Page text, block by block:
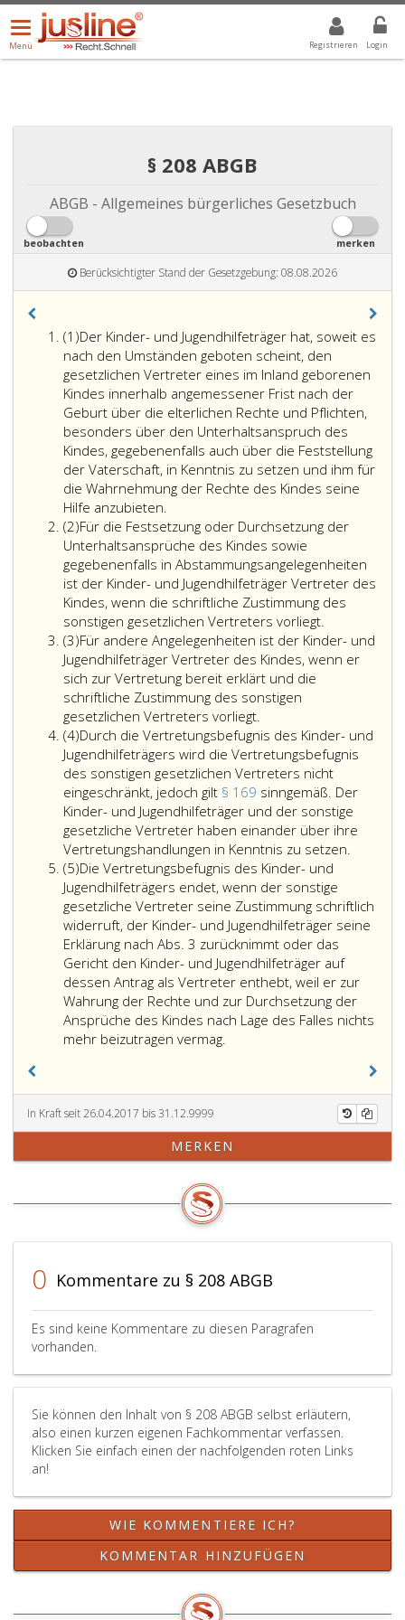
Registrieren Login
Menü
öffnen/schließen
Menü
ALLE DROPDOWN: GEWÄHLTER WERT IST ALLE
§ 208 ABGB
ABGB - Allgemeines bürgerliches Gesetzbuch
beobachten merken
Berücksichtigter Stand der Gesetzgebung: 08.08.2026
(1)Absatz
eins
Der Kinder- und Jugendhilfeträger hat, soweit es
nach den Umständen geboten scheint, den
gesetzlichen Vertreter eines im Inland geborenen
Kindes innerhalb angemessener Frist nach der
Geburt über die elterlichen Rechte und Pflichten,
besonders über den Unterhaltsanspruch des
Kindes, gegebenenfalls auch über die Feststellung
der Vaterschaft, in Kenntnis zu setzen und ihm für
die Wahrnehmung der Rechte des Kindes seine
Hilfe anzubieten.
(2)Absatz
2
Für die Festsetzung oder Durchsetzung der
Unterhaltsansprüche des Kindes sowie
gegebenenfalls in Abstammungsangelegenheiten
ist der Kinder- und Jugendhilfeträger Vertreter des
Kindes, wenn die schriftliche Zustimmung des
sonstigen gesetzlichen Vertreters vorliegt.
(3)Absatz
3
Für andere Angelegenheiten ist der Kinder- und
Jugendhilfeträger Vertreter des Kindes, wenn er
sich zur Vertretung bereit erklärt und die
schriftliche Zustimmung des sonstigen
gesetzlichen Vertreters vorliegt.
(4)Absatz
4
Durch die Vertretungsbefugnis des Kinder- und
Jugendhilfeträgers wird die Vertretungsbefugnis
des sonstigen gesetzlichen Vertreters nicht
eingeschränkt, jedoch gilt § 169 sinngemäß. Der
Kinder- und Jugendhilfeträger und der sonstige
gesetzliche Vertreter haben einander über ihre
Vertretungshandlungen in Kenntnis zu setzen.
des
Kinder-
wird
die
nicht
169,
Der
über
in
setzen.
(5)Absatz
5
Die Vertretungsbefugnis des Kinder- und
Jugendhilfeträgers endet, wenn der sonstige
gesetzliche Vertreter seine Zustimmung schriftlich
widerruft, der Kinder- und Jugendhilfeträger seine
Erklärung nach Abs. 3 zurücknimmt oder das
Gericht den Kinder- und Jugendhilfeträger auf
dessen Antrag als Vertreter enthebt, weil er zur
Wahrung der Rechte und zur Durchsetzung der
Ansprüche des Kindes nach Lage des Falles nichts
mehr beizutragen vermag.
Kinder-
Jugendhilfeträgers
endet,
sonstige
Vertreter
Zustimmung
widerruft,
und
seine
Erklärung
nach
3,
zurücknimmt
oder
das
Gericht
In Kraft seit 26.04.2017 bis 31.12.9999
MERKEN
0 Kommentare zu § 208 ABGB
Es sind keine Kommentare zu diesen Paragrafen
vorhanden.
Sie können den Inhalt von § 208 ABGB selbst erläutern,
also einen kurzen eigenen Fachkommentar verfassen.
Klicken Sie einfach einen der nachfolgenden roten Links
an!
WIE KOMMENTIERE ICH?
KOMMENTAR HINZUFÜGEN